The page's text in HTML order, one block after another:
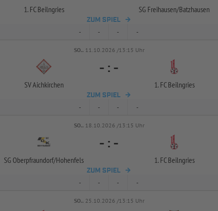
1. FC Beilngries SG Freihausen/Batzhausen
ZUM SPIEL
- - - -
SO.. 11.10.2026 /13:15 Uhr
SV Aichkirchen
- : -
1. FC Beilngries
ZUM SPIEL
- - - -
SO.. 18.10.2026 /13:15 Uhr
SG Oberpfraundorf/Hohenfels
- : -
1. FC Beilngries
ZUM SPIEL
- - - -
SO.. 25.10.2026 /13:15 Uhr